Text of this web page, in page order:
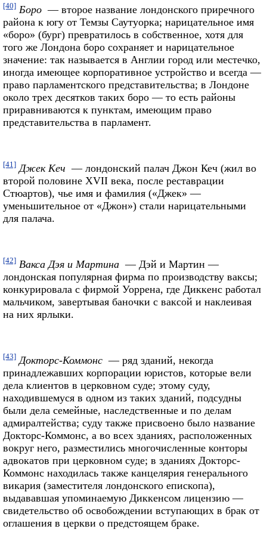
[40] Боро — второе название лондонского приречного
района к югу от Темзы Саутуорка; нарицательное имя
«боро» (бург) превратилось в собственное, хотя для
того же Лондона боро сохраняет и нарицательное
значение: так называется в Англии город или местечко,
иногда имеющее корпоративное устройство и всегда —
право парламентского представительства; в Лондоне
около трех десятков таких боро — то есть районы
приравниваются к пунктам, имеющим право
представительства в парламент.
[41] Джек Кеч — лондонский палач Джон Кеч (жил во
второй половине XVII века, после реставрации
Стюартов), чье имя и фамилия («Джек» —
уменьшительное от «Джон») стали нарицательными
для палача.
[42] Вакса Дэя и Мартина — Дэй и Мартин —
лондонская популярная фирма по производству ваксы;
конкурировала с фирмой Уоррена, где Диккенс работал
мальчиком, завертывая баночки с ваксой и наклеивая
на них ярлыки.
[43] Докторс-Коммонс — ряд зданий, некогда
принадлежавших корпорации юристов, которые вели
дела клиентов в церковном суде; этому суду,
находившемуся в одном из таких зданий, подсудны
были дела семейные, наследственные и по делам
адмиралтейства; суду также присвоено было название
Докторс-Коммонс, а во всех зданиях, расположенных
вокруг него, разместились многочисленные конторы
адвокатов при церковном суде; в зданиях Докторс-
Коммонс находилась также канцелярия генерального
викария (заместителя лондонского епископа),
выдававшая упоминаемую Диккенсом лицензию —
свидетельство об освобождении вступающих в брак от
оглашения в церкви о предстоящем браке.